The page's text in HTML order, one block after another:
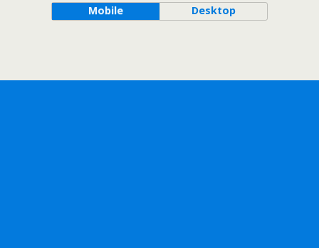
Mobile Desktop